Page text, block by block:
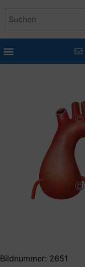
Bildnummer: 2651